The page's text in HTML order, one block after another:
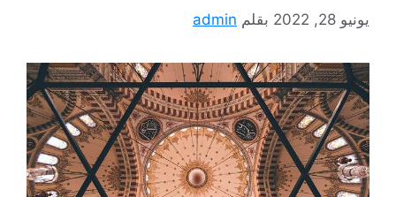
يونيو 28, 2022 بقلم admin